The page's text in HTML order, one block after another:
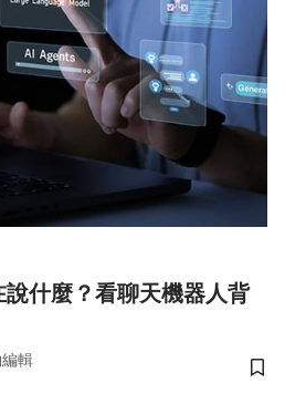
什麼？看聊天機器人背
輯
儲